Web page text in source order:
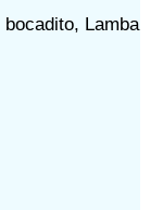
bocadito, Lamba